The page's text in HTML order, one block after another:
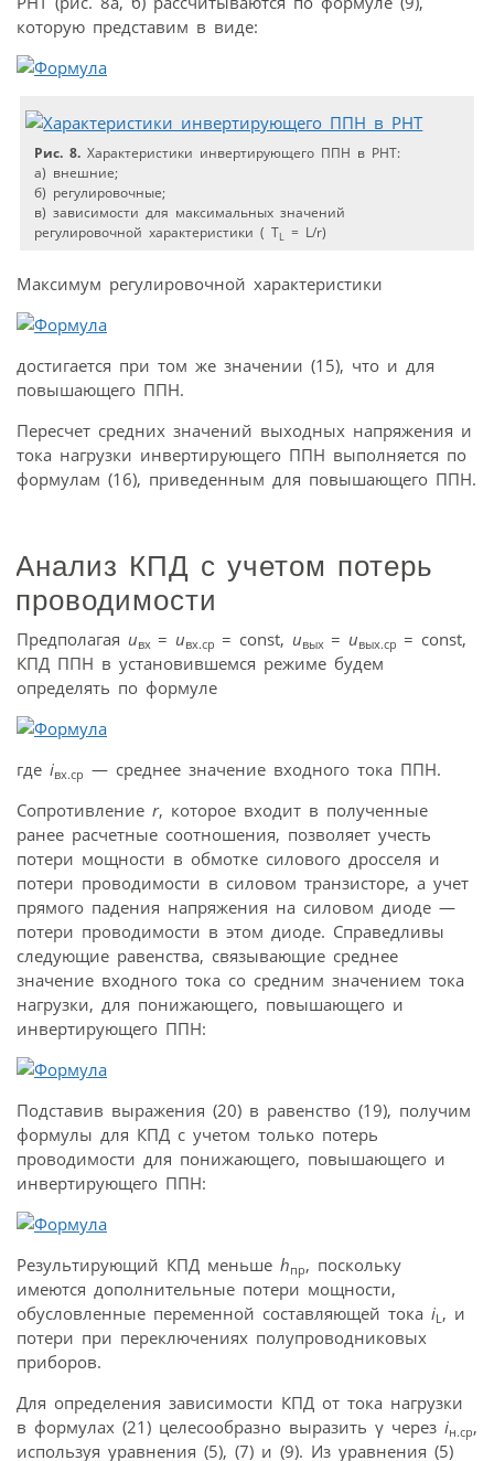
которую представим в виде:
Рис. 8. Характеристики инвертирующего ППН в РНТ:
а) внешние;
б) регулировочные;
в) зависимости для максимальных значений
регулировочной характеристики ( TL = L/r)
Максимум регулировочной характеристики
достигается при том же значении (15), что и для
повышающего ППН.
Пересчет средних значений выходных напряжения и
тока нагрузки инвертирующего ППН выполняется по
формулам (16), приведенным для повышающего ППН.
Анализ КПД с учетом потерь
проводимости
Предполагая uвх = uвх.ср = const, uвых = uвых.ср = const,
КПД ППН в установившемся режиме будем
определять по формуле
где iвх.ср — среднее значение входного тока ППН.
Сопротивление r, которое входит в полученные
ранее расчетные соотношения, позволяет учесть
потери мощности в обмотке силового дросселя и
потери проводимости в силовом транзисторе, а учет
прямого падения напряжения на силовом диоде —
потери проводимости в этом диоде. Справедливы
следующие равенства, связывающие среднее
значение входного тока со средним значением тока
нагрузки, для понижающего, повышающего и
инвертирующего ППН:
Подставив выражения (20) в равенство (19), получим
формулы для КПД с учетом только потерь
проводимости для понижающего, повышающего и
инвертирующего ППН:
Результирующий КПД меньше hпр, поскольку
имеются дополнительные потери мощности,
обусловленные переменной составляющей тока iL , и
потери при переключениях полупроводниковых
приборов.
Для определения зависимости КПД от тока нагрузки
в формулах (21) целесообразно выразить γ через iн.ср,
используя уравнения (5), (7) и (9). Из уравнения (5)